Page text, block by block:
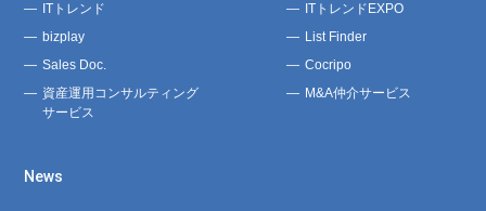
ITトレンド
ITトレンドEXPO
bizplay
List Finder
Sales Doc.
Cocripo
資産運用コンサルティング
サービス
M&A仲介サービス
News